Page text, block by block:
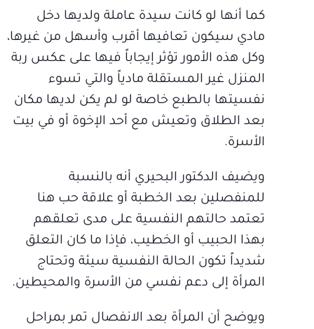
كما أنها لو كانت سيدة عاملة ولديها دخل
مادي سيكون تعافيها أقرب وأسهل من غيرها،
وكل هذه الأمور تؤثر إيجاباً فيها على عكس ربة
المنزل غير المستقلة مادياً والتي تسوء
نفسيتها بالطبع خاصة لو لم يكن لديها مكان
بعد الطلاق وتعيش مع أحد الإخوة أو في بيت
الأسرة.
ويضيف الدكتور البحيري أنه بالنسبة
للمنفصلين بعد الخطبة أو علاقة حب هنا
تعتمد حالتهم النفسية على مدى تعلقهم
بهذا الحبيب أو الخطيب، فإذا ما كان التعلق
شديداً تكون الحالة النفسية سيئة وتحتاج
المرأة إلى دعم نفسي من الأسرة والمحيطين.
ويوضح أن المرأة بعد الانفصال تمر بمراحل